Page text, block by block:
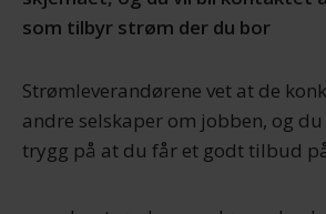
som tilbyr strøm der du bor
Strømleverandørene vet at de
andre selskaper om jobben, og
trygg på at du får et godt tilbud